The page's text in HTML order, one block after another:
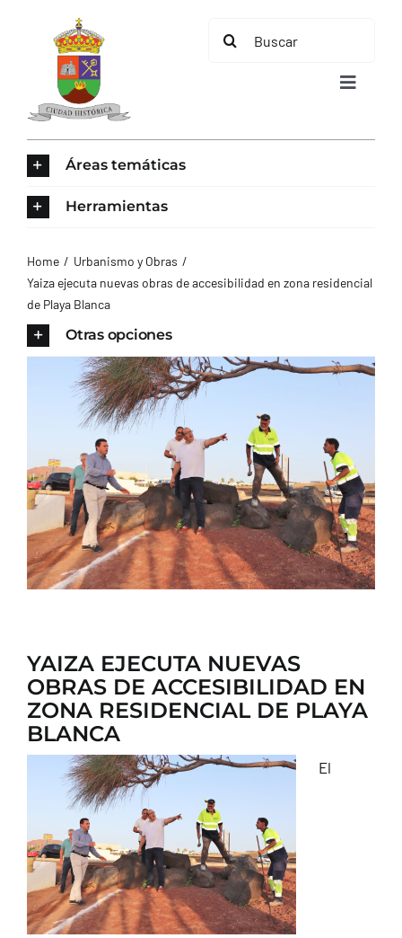
contenido
Buscar:
Toggle
AYUNTAMIENTO
CONTACTO
Áreas temáticas
Herramientas
Home
Urbanismo y Obras
Yaiza ejecuta nuevas obras de accesibilidad en zona residencial
de Playa Blanca
Otras opciones
YAIZA EJECUTA NUEVAS
OBRAS DE ACCESIBILIDAD EN
ZONA RESIDENCIAL DE PLAYA
BLANCA
El